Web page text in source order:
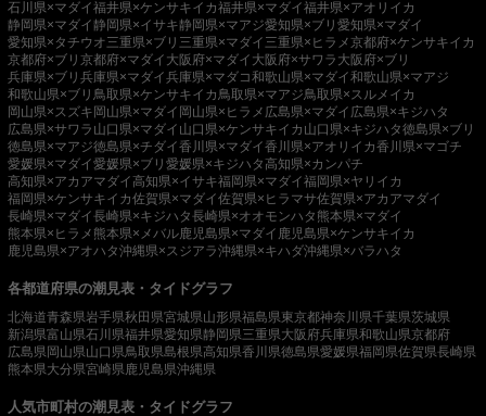
石川県×マダイ福井県×ケンサキイカ福井県×マダイ福井県×アオリイカ
静岡県×マダイ静岡県×イサキ静岡県×マアジ愛知県×ブリ 愛知県×マダイ
愛知県×タチウオ三重県×ブリ 三重県×マダイ 三重県×ヒラメ京都府×ケンサキイカ
京都府×ブリ 京都府×マダイ 大阪府×マダイ 大阪府×サワラ 大阪府×ブリ
兵庫県×ブリ 兵庫県×マダイ兵庫県×マダコ和歌山県×マダイ和歌山県×マアジ
和歌山県×ブリ 鳥取県×ケンサキイカ 鳥取県×マアジ鳥取県×スルメイカ
岡山県×スズキ岡山県×マダイ 岡山県×ヒラメ 広島県×マダイ 広島県×キジハタ
広島県×サワラ 山口県×マダイ 山口県×ケンサキイカ 山口県×キジハタ徳島県×ブリ
徳島県×マアジ徳島県×チダイ香川県×マダイ香川県×アオリイカ香川県×マゴチ
愛媛県×マダイ愛媛県×ブリ 愛媛県×キジハタ高知県×カンパチ
高知県×アカアマダイ高知県×イサキ福岡県×マダイ福岡県×ヤリイカ
福岡県×ケンサキイカ佐賀県×マダイ佐賀県×ヒラマサ佐賀県×アカアマダイ
長崎県×マダイ長崎県×キジハタ長崎県×オオモンハタ 熊本県×マダイ
熊本県×ヒラメ 熊本県×メバル鹿児島県×マダイ 鹿児島県×ケンサキイカ
鹿児島県×アオハタ沖縄県×スジアラ沖縄県×キハダ沖縄県×バラハタ
各都道府県の潮見表・タイドグラフ
北海道青森県岩手県秋田県宮城県山形県福島県東京都神奈川県千葉県茨城県
新潟県富山県石川県福井県愛知県静岡県三重県大阪府兵庫県和歌山県京都府
広島県岡山県山口県鳥取県島根県高知県香川県徳島県愛媛県福岡県佐賀県長崎県
熊本県大分県宮崎県 鹿児島県沖縄県
人気市町村の潮見表・タイドグラフ